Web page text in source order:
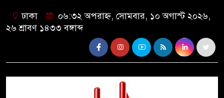
ঢাকা
০৬:৩২ অপরাহ্ন, সোমবার, ১০ অগাস্ট ২০২৬,
২৬ শ্রাবণ ১৪৩৩ বঙ্গাব্দ